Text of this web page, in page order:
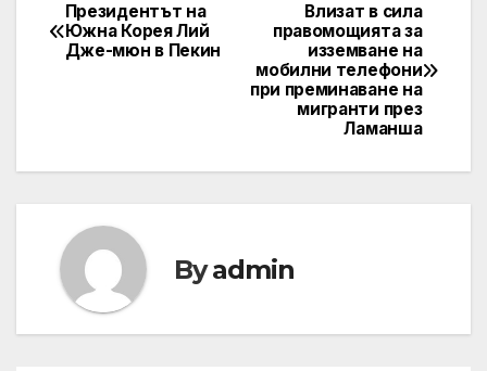
Post
navigation
Влизат в сила
правомощията за
изземване на
мобилни телефони
при преминаване на
мигранти през
Ламанша
Президентът на
Южна Корея Лий
Дже-мюн в Пекин
Byadmin